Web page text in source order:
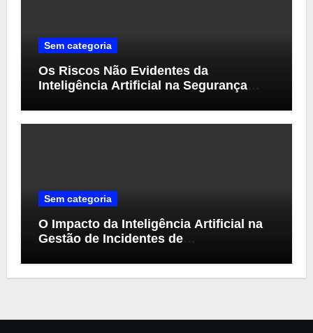
Sem categoria
Os Riscos Não Evidentes da
Inteligência Artificial na Segurança
Sem categoria
O Impacto da Inteligência Artificial na
Gestão de Incidentes de